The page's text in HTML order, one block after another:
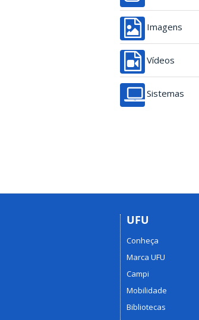
Imagens
Vídeos
Sistemas
UFU
Conheça
Marca UFU
Campi
Mobilidade
Bibliotecas